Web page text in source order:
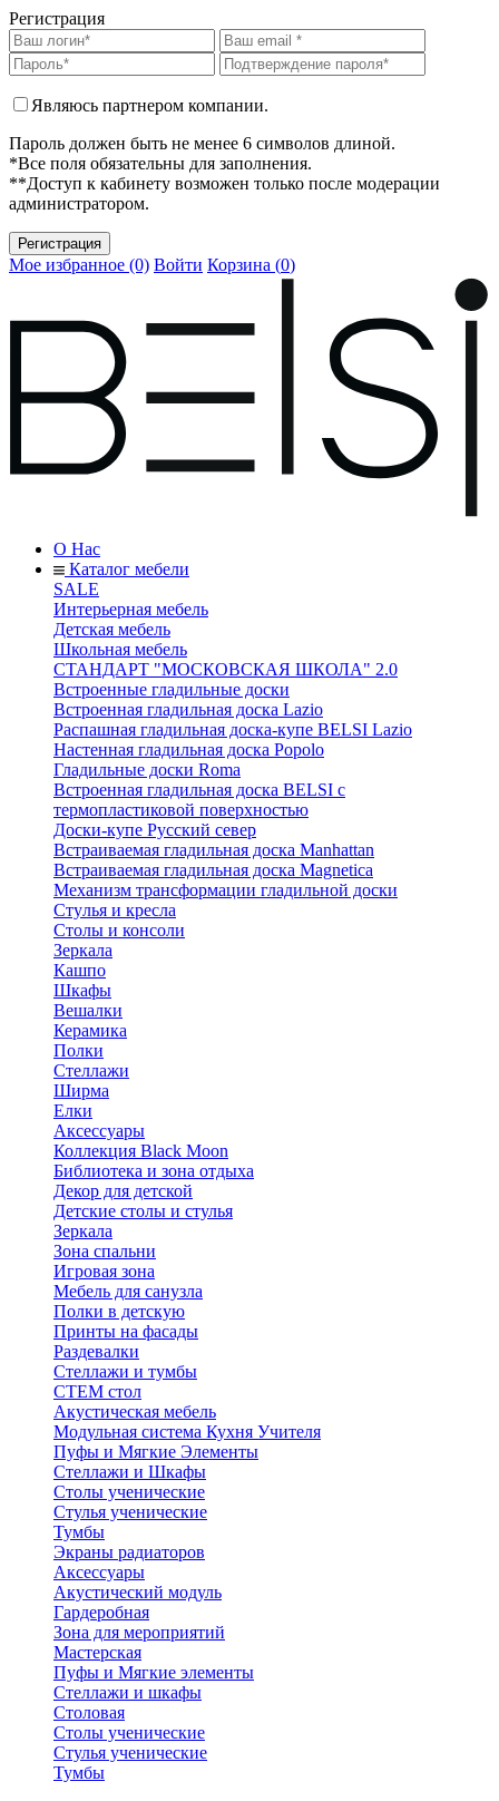
Регистрация
Являюсь партнером компании.
Пароль должен быть не менее 6 символов длиной.
*Все поля обязательны для заполнения.
**Доступ к кабинету возможен только после модерации
администратором.
Мое избранное (0) Войти Корзина (0)
О Нас
Каталог мебели
SALE
Интерьерная мебель
Детская мебель
Школьная мебель
СТАНДАРТ "МОСКОВСКАЯ ШКОЛА" 2.0
Встроенные гладильные доски
Встроенная гладильная доска Lazio
Распашная гладильная доска-купе BELSI Lazio
Настенная гладильная доска Popolo
Гладильные доски Roma
Встроенная гладильная доска BELSI с
термопластиковой поверхностью
Доски-купе Русский север
Встраиваемая гладильная доска Manhattan
Встраиваемая гладильная доска Magnetica
Механизм трансформации гладильной доски
Стyлья и кресла
Столы и консоли
Зеркала
Кашпо
Шкафы
Вешалки
Керамика
Полки
Стеллажи
Ширма
Елки
Аксессуары
Коллекция Black Moon
Библиотека и зона отдыха
Декор для детской
Детские столы и стулья
Зеркала
Зона спальни
Игровая зона
Мебель для санузла
Полки в детскую
Принты на фасады
Раздевалки
Стеллажи и тумбы
СТЕМ стол
Акустическая мебель
Модульная система Кухня Учителя
Пуфы и Мягкие Элементы
Стеллажи и Шкафы
Столы ученические
Стулья ученические
Тумбы
Экраны радиаторов
Аксессуары
Акустический модуль
Гардеробная
Зона для мероприятий
Мастерская
Пуфы и Мягкие элементы
Стеллажи и шкафы
Столовая
Столы ученические
Стулья ученические
Тумбы